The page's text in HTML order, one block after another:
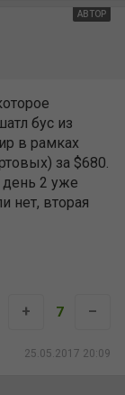
АВТОР
бус из
в рамках
за $680.
2 уже
нет, вторая
25.05.2017 20:09
+ 7 –